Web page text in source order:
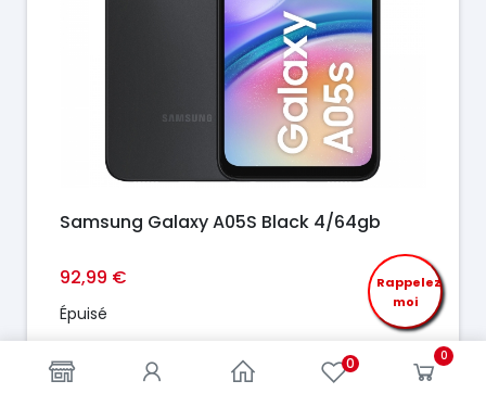
0 0
Samsung Galaxy A05S Black 4/64gb
92,99 €
Épuisé
Rappelez
moi